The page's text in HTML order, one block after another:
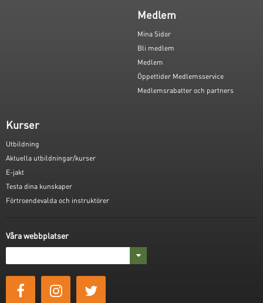
Medlem
Mina Sidor
Bli medlem
Medlem
Öppettider Medlemsservice
Medlemsrabatter och partners
Kurser
Utbildning
Aktuella utbildningar/kurser
E-jakt
Testa dina kunskaper
Förtroendevalda och instruktörer
Våra webbplatser